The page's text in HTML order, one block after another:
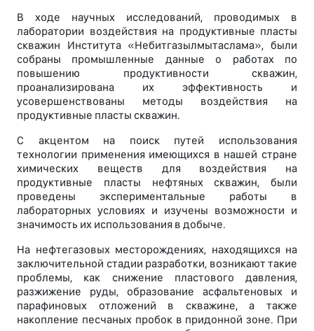
В ходе научных исследований, проводимых в
лаборатории воздействия на продуктивные пласты
скважин Института «Небитгазылмытаслама», были
собраны промышленные данные о работах по
повышению продуктивности скважин,
проанализирована их эффективность и
усовершенствованы методы воздействия на
продуктивные пласты скважин.
С акцентом на поиск путей использования
технологии применения имеющихся в нашей стране
химических веществ для воздействия на
продуктивные пласты нефтяных скважин, были
проведены экспериментальные работы в
лабораторных условиях и изучены возможности и
значимость их использования в добыче.
На нефтегазовых месторождениях, находящихся на
заключительной стадии разработки, возникают такие
проблемы, как снижение пластового давления,
разжижение руды, образование асфальтеновых и
парафиновых отложений в скважине, а также
накопление песчаных пробок в придонной зоне. При